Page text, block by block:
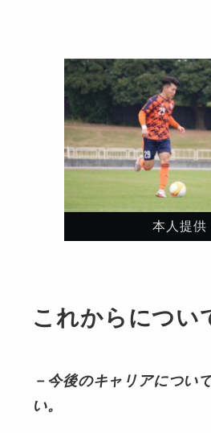
本人提供
これからについ
－今後のキャリアについ
い。